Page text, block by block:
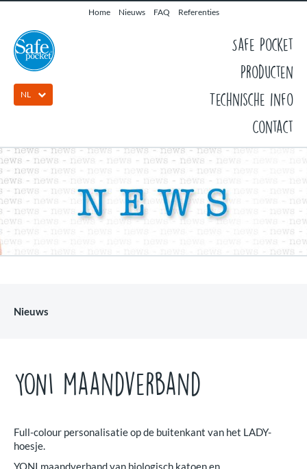
Home Nieuws FAQ Referenties
NL
Safe Pocket
Producten
Technische info
Contact
Nieuws
YONI maandverband
Full-colour personalisatie op de buitenkant van het LADY-
hoesje.
YONI maandverband van biologisch katoen en